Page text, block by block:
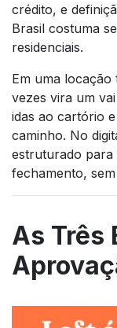
crédito, e
Brasil costuma
residenciais.
Em uma
vezes vira um
idas ao cartório
caminho. No
estruturado para
fechamento,
As Três